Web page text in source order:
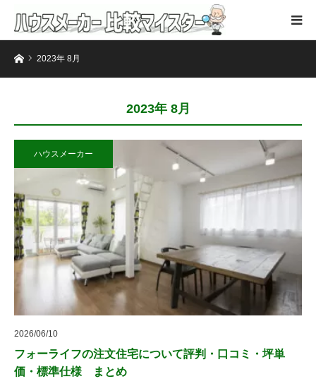
ホーム2023年 8月
2023年 8月
ハウスメーカー
2026/06/10
フォーライフの注文住宅について評判・口コミ・坪単
価・標準仕様 まとめ